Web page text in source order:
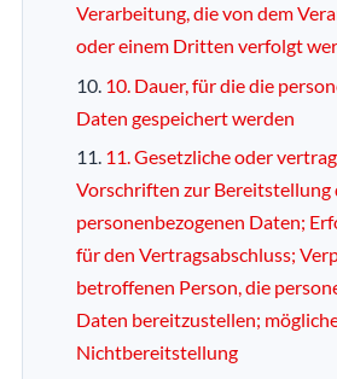
Verarbeitung, die von dem
oder einem Dritten verfolgt
10. Dauer, für die die
Daten gespeichert werden
11. Gesetzliche oder
Vorschriften zur Bereitstellung
personenbezogenen Daten;
für den Vertragsabschluss;
betroffenen Person, die
Daten bereitzustellen;
Nichtbereitstellung